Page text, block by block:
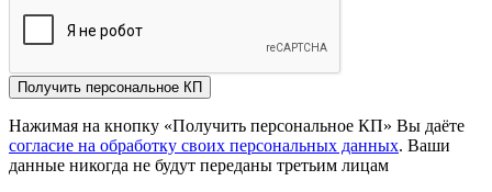
Получить персональное КП
Нажимая на кнопку «Получить персональное КП» Вы даёте
согласие на обработку своих персональных данных. Ваши
данные никогда не будут переданы третьим лицам